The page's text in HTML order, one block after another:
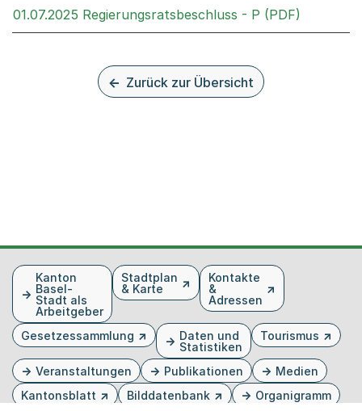
01.07.2025 Regierungsratsbeschluss - P (PDF)
Zurück zur Übersicht
FusszeileKanton
Basel-
Stadt als
Arbeitgeber
Stadtplan
& Karte
Kontakte
&
Adressen
Gesetzessammlung
Daten und
Statistiken
Tourismus
Veranstaltungen Publikationen
Medien
Kantonsblatt
Bilddatenbank Organigramm